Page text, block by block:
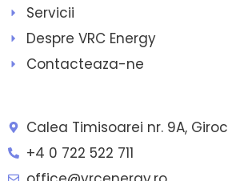
Servicii
Despre VRC Energy
Contacteaza-ne
Calea Timisoarei nr. 9A, Giroc
+4 0 722 522 711